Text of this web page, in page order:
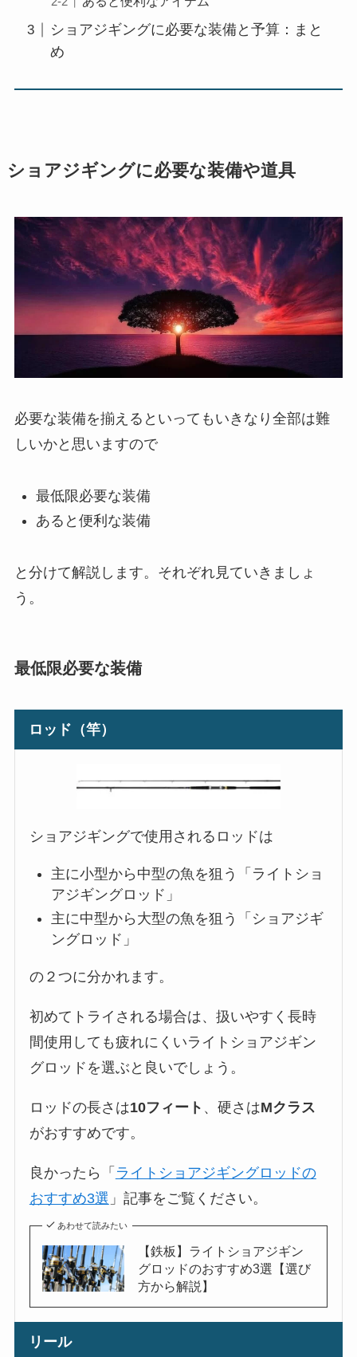
ショアジギングに必要な装備と予算：まと
め
ショアジギングに必要な装備や道具
必要な装備を揃えるといってもいきなり全部は難
しいかと思いますので
最低限必要な装備
あると便利な装備
と分けて解説します。それぞれ見ていきましょ
う。
最低限必要な装備
ロッド（竿）
ショアジギングで使用されるロッドは
主に小型から中型の魚を狙う「ライトショ
アジギングロッド」
主に中型から大型の魚を狙う「ショアジギ
ングロッド」
の２つに分かれます。
初めてトライされる場合は、扱いやすく長時
間使用しても疲れにくいライトショアジギン
グロッドを選ぶと良いでしょう。
ロッドの長さは10フィート 、硬さはMクラス
がおすすめです。
良かったら「 ライトショアジギングロッドの
おすすめ3選 」記事をご覧ください。
あわせて読みたい
【鉄板】ライトショアジギン
グロッドのおすすめ3選【選び
方から解説】
リール